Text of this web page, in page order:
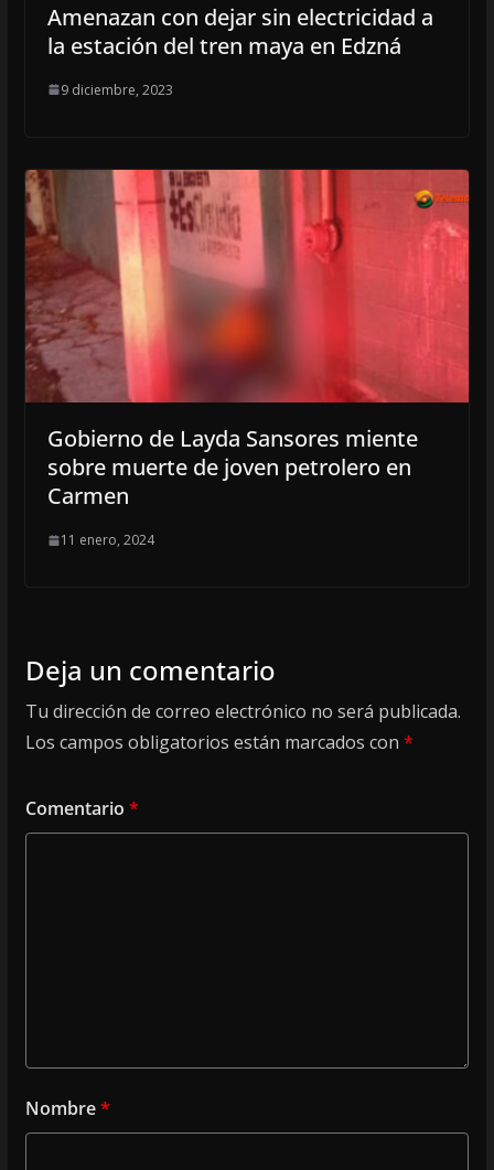
Amenazan con dejar sin electricidad a
la estación del tren maya en Edzná
9 diciembre, 2023
Gobierno de Layda Sansores miente
sobre muerte de joven petrolero en
Carmen
11 enero, 2024
Deja un comentario
Tu dirección de correo electrónico no será publicada.
Los campos obligatorios están marcados con *
Comentario *
Nombre*